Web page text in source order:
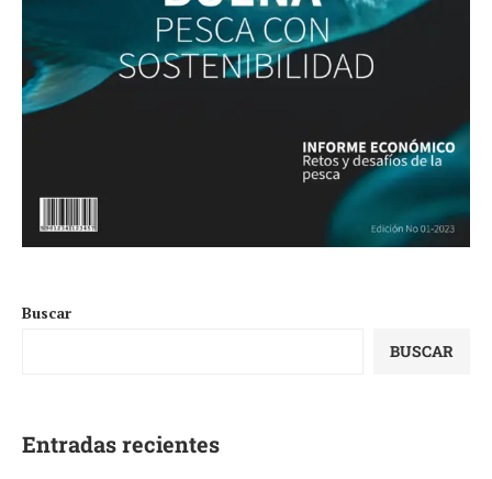
Buscar
BUSCAR
Entradas recientes